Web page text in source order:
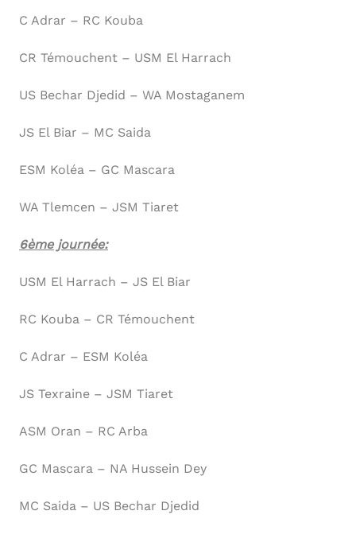
C Adrar – RC Kouba
CR Témouchent – USM El Harrach
US Bechar Djedid – WA Mostaganem
JS El Biar – MC Saida
ESM Koléa – GC Mascara
WA Tlemcen – JSM Tiaret
6ème journée:
USM El Harrach – JS El Biar
RC Kouba – CR Témouchent
C Adrar – ESM Koléa
JS Texraine – JSM Tiaret
ASM Oran – RC Arba
GC Mascara – NA Hussein Dey
MC Saida – US Bechar Djedid